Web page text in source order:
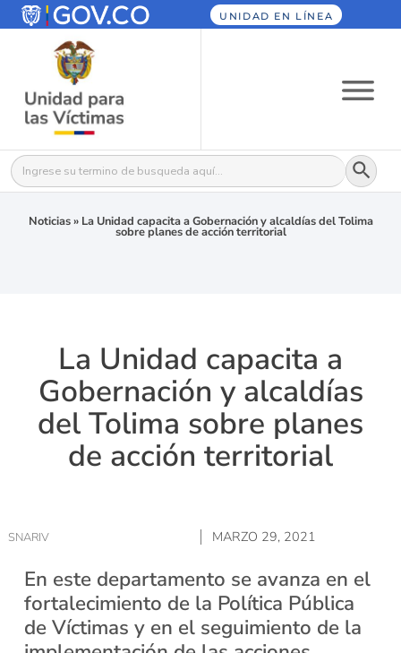
UNIDAD EN LÍNEA
Buscar: Botón
Noticias» La Unidad capacita a Gobernación y alcaldías del Tolima
sobre planes de acción territorial
La Unidad capacita a
Gobernación y alcaldías
del Tolima sobre planes
de acción territorial
SNARIV MARZO 29, 2021
En este departamento se avanza en el
fortalecimiento de la Política Pública
de Víctimas y en el seguimiento de la